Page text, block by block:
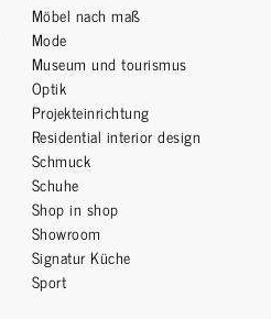
Möbel nach maß
Mode
Museum und tourismus
Optik
Projekteinrichtung
Residential interior design
Schmuck
Schuhe
Shop in shop
Showroom
Signatur Küche
Sport